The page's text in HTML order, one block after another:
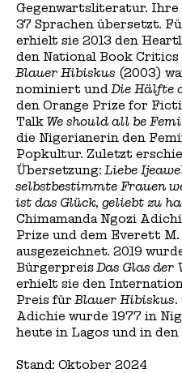
Gegenwartsliteratur.
37 Sprachen übersetzt.
erhielt sie 2013 den
den National Book
Blauer Hibiskus (2003)
nominiert und Die Hälfte
den Orange Prize for
Talk We should all be
die Nigerianerin den
Popkultur. Zuletzt
Übersetzung: Liebe
selbstbestimmte Frauen
ist das Glück, geliebt zu
Chimamanda Ngozi
Prize und dem Everett M.
ausgezeichnet. 2019
Bürgerpreis Das Glas der
erhielt sie den
Preis für Blauer Hibiskus.
Adichie wurde 1977 in
heute in Lagos und in den
Stand: Oktober 2024